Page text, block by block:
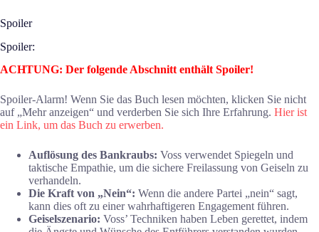
Spoiler
Spoiler:
ACHTUNG: Der folgende Abschnitt enthält Spoiler!
Spoiler-Alarm! Wenn Sie das Buch lesen möchten, klicken Sie nicht
auf „Mehr anzeigen“ und verderben Sie sich Ihre Erfahrung. Hier ist
ein Link, um das Buch zu erwerben.
Auflösung des Bankraubs: Voss verwendet Spiegeln und
taktische Empathie, um die sichere Freilassung von Geiseln zu
verhandeln.
Die Kraft von „Nein“: Wenn die andere Partei „nein“ sagt,
kann dies oft zu einer wahrhaftigeren Engagement führen.
Geiselszenario: Voss’ Techniken haben Leben gerettet, indem